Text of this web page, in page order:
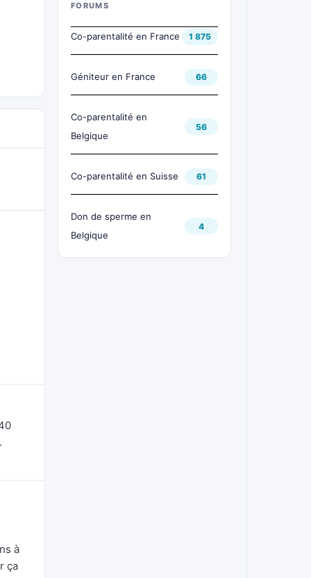
à
ça
FORUMS
Co-parentalité en France 1 875
Géniteur en France 66
Co-parentalité en
Belgique
56
Co-parentalité en Suisse 61
Don de sperme en
Belgique
4